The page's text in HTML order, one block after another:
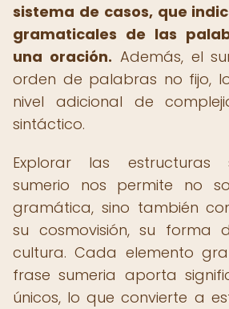
sistema de casos, que
gramaticales de las
una oración. Además, el
orden de palabras no fijo,
nivel adicional de
sintáctico.
Explorar las estructuras
sumerio nos permite no
gramática, sino también
su cosmovisión, su forma
cultura. Cada elemento
frase sumeria aporta
únicos, lo que convierte a